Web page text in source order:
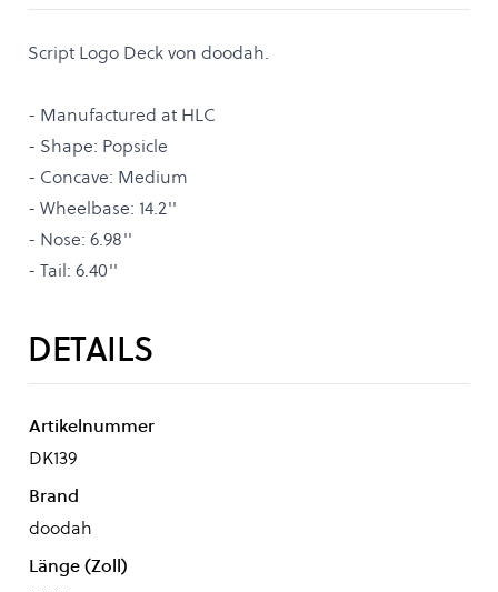
Script Logo Deck von doodah.
- Manufactured at HLC
- Shape: Popsicle
- Concave: Medium
- Wheelbase: 14.2''
- Nose: 6.98''
- Tail: 6.40''
DETAILS
Artikelnummer
DK139
Brand
doodah
Länge (Zoll)